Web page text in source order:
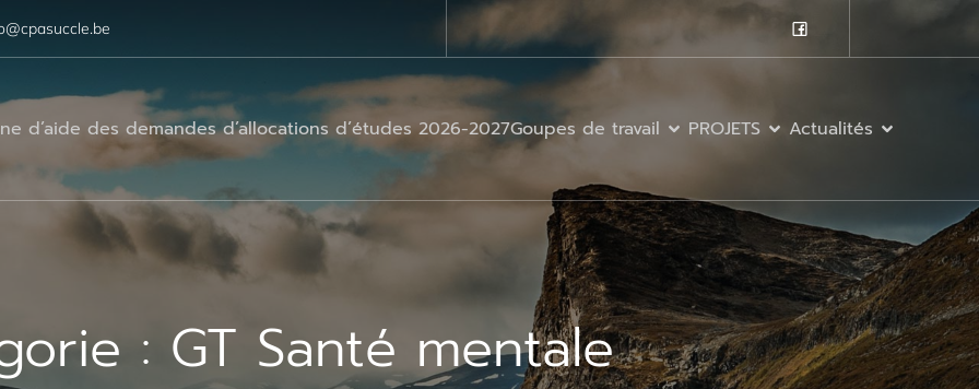
d’aide des demandes d’allocations d’études 2026-2027Goupes de travail PROJETS Actualités
: GT Santé mentale